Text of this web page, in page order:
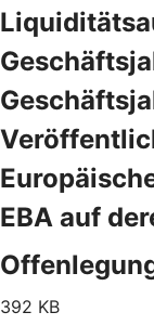
EBA auf
392 KB